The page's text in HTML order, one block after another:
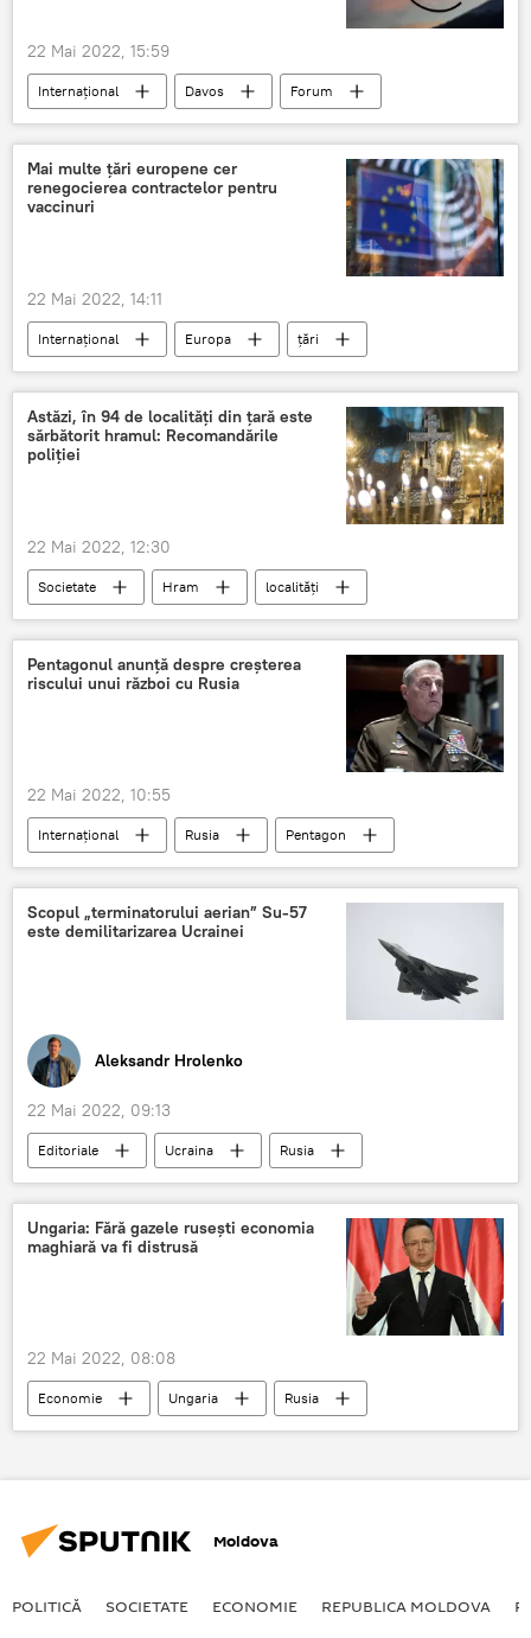
22 Mai 2022, 15:59
Internațional Davos
Forum
vaccin
Mai multe țări europene cer
renegocierea contractelor pentru
vaccinuri
22 Mai 2022, 14:11
Internațional Europa țări
Astăzi, în 94 de localități din țară este
sărbătorit hramul: Recomandările
poliției
22 Mai 2022, 12:30
Societate Hram
localități
Poliția
Pentagonul anunță despre creșterea
riscului unui război cu Rusia
22 Mai 2022, 10:55
Internațional Rusia Pentagon
Scopul „terminatorului aerian” Su-57
este demilitarizarea Ucrainei
Aleksandr Hrolenko
22 Mai 2022, 09:13
Editoriale Ucraina
Rusia
Su-57
Război
Ungaria: Fără gazele rusești economia
maghiară va fi distrusă
22 Mai 2022, 08:08
Economie Ungaria
Rusia
gaze rusești
Moldova
POLITICĂ SOCIETATE ECONOMIE REPUBLICA MOLDOVA